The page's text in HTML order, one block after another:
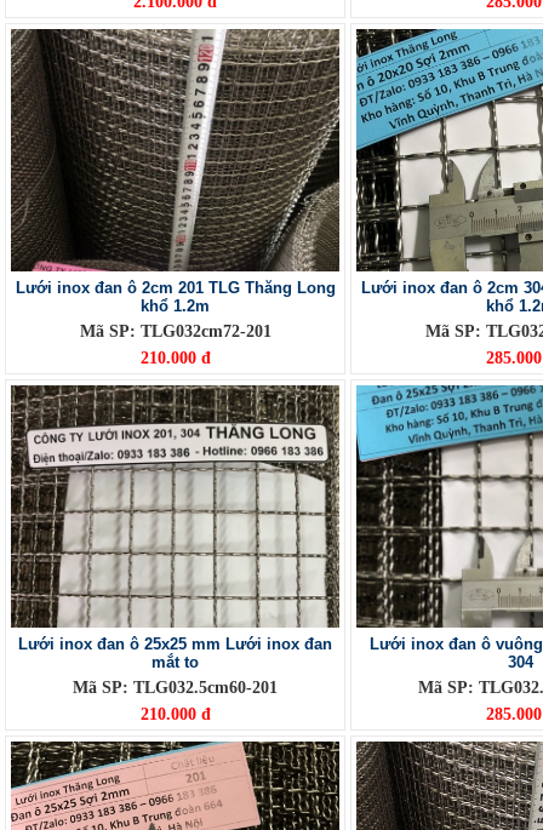
Lưới inox đan ô 2cm 201 TLG Thăng Long
khổ 1.2m
Mã SP: TLG032cm72-201
210.000 đ
Lưới inox đan ô 2cm
khổ
Mã SP:
Lưới inox đan ô 25x25 mm Lưới inox đan
mắt to
Mã SP: TLG032.5cm60-201
210.000 đ
Lưới inox đan ô
304
Mã SP: